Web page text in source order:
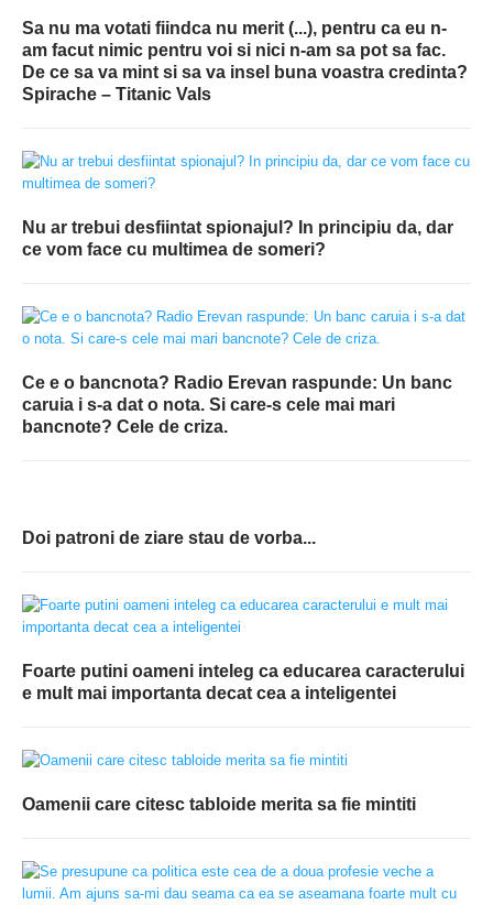
Sa nu ma votati fiindca nu merit (...), pentru ca eu n-
am facut nimic pentru voi si nici n-am sa pot sa fac.
De ce sa va mint si sa va insel buna voastra credinta?
Spirache – Titanic Vals
Nu ar trebui desfiintat spionajul? In principiu da, dar
ce vom face cu multimea de someri?
Ce e o bancnota? Radio Erevan raspunde: Un banc
caruia i s-a dat o nota. Si care-s cele mai mari
bancnote? Cele de criza.
Doi patroni de ziare stau de vorba...
Foarte putini oameni inteleg ca educarea caracterului
e mult mai importanta decat cea a inteligentei
Oamenii care citesc tabloide merita sa fie mintiti